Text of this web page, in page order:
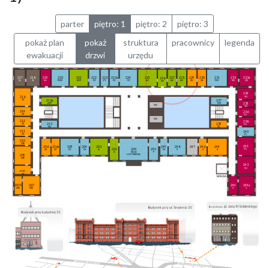
parter piętro: 1 piętro: 2
piętro: 3
pokaż plan
ewakuacji
pokaż
drzwi
struktura
urzędu
pracownicy legenda
WC
WC
200
SALA
LUSTRZANA
202
A
203
A
204
PZ
205
PZ
206
ZZ
206a
ZZ
207
ZZE
207A
ZZE
208
ZZ
209
ZZE
210
ZZE
211
ZZ
212
ZZ 213
PA
213a
AFP
214
ZZ
216
ZZ
217
ZL
218
ZL
219
SU
220
PMP
221
AFP
222
PZ
223
PT
223a
PZ
224
PZ
225
AF
226
AF
228
AF
229
ZK
230
ZK
231
PM
233
SD
233a
SD
234
SD
235
SD
236
SO
237
PM
238
SO
239
ZK
240
PJ
241
SO
243
SU
244
S
244a
S
245
Z
246
Z
247
248
P
249
PZ
250
P
227
AF